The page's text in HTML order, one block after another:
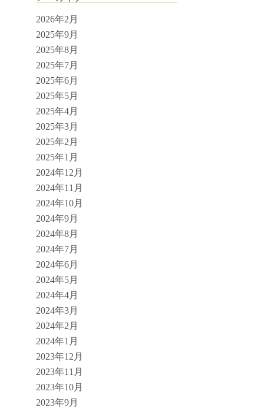
2026年2月
2025年9月
2025年8月
2025年7月
2025年6月
2025年5月
2025年4月
2025年3月
2025年2月
2025年1月
2024年12月
2024年11月
2024年10月
2024年9月
2024年8月
2024年7月
2024年6月
2024年5月
2024年4月
2024年3月
2024年2月
2024年1月
2023年12月
2023年11月
2023年10月
2023年9月